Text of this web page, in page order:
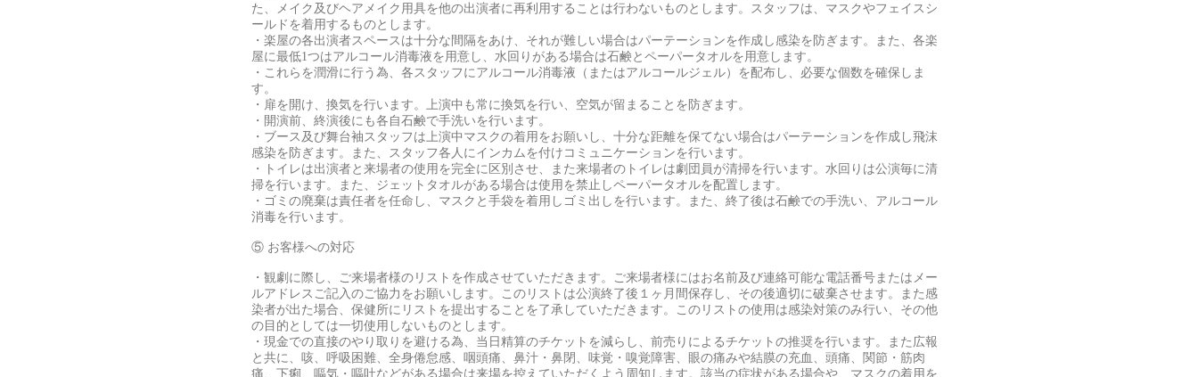
た、メイク及びヘアメイク用具を他の出演者に再利用することは行わないものとします。スタッフは、マスクやフェイスシ
ールドを着用するものとします。
・楽屋の各出演者スペースは十分な間隔をあけ、それが難しい場合はパーテーションを作成し感染を防ぎます。また、各楽
屋に最低1つはアルコール消毒液を用意し、水回りがある場合は石鹸とペーパータオルを用意します。
・これらを潤滑に行う為、各スタッフにアルコール消毒液（またはアルコールジェル）を配布し、必要な個数を確保しま
す。
・扉を開け、換気を行います。上演中も常に換気を行い、空気が留まることを防ぎます。
・開演前、終演後にも各自石鹸で手洗いを行います。
・ブース及び舞台袖スタッフは上演中マスクの着用をお願いし、十分な距離を保てない場合はパーテーションを作成し飛沫
感染を防ぎます。また、スタッフ各人にインカムを付けコミュニケーションを行います。
・トイレは出演者と来場者の使用を完全に区別させ、また来場者のトイレは劇団員が清掃を行います。水回りは公演毎に清
掃を行います。また、ジェットタオルがある場合は使用を禁止しペーパータオルを配置します。
・ゴミの廃棄は責任者を任命し、マスクと手袋を着用しゴミ出しを行います。また、終了後は石鹸での手洗い、アルコール
消毒を行います。
⑤ お客様への対応
・観劇に際し、ご来場者様のリストを作成させていただきます。ご来場者様にはお名前及び連絡可能な電話番号またはメー
ルアドレスご記入のご協力をお願いします。このリストは公演終了後１ヶ月間保存し、その後適切に破棄させます。また感
染者が出た場合、保健所にリストを提出することを了承していただきます。このリストの使用は感染対策のみ行い、その他
の目的としては一切使用しないものとします。
・現金での直接のやり取りを避ける為、当日精算のチケットを減らし、前売りによるチケットの推奨を行います。また広報
と共に、咳、呼吸困難、全⾝倦怠感、咽頭痛、⿐汁・⿐閉、味覚・嗅覚障害、眼の痛みや結膜の充⾎、頭痛、関節・筋⾁
痛、下痢、嘔気・嘔吐などがある場合は来場を控えていただくよう周知します。該当の症状がある場合や、マスクの着用を